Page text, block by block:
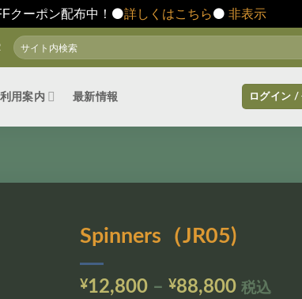
クーポン配布中！⚫️詳しくはこちら⚫️ 非表示
検
索
対
用案内 最新情報 ログイン /
Spinners（JR05)
¥12,800 – ¥88,800価
税込